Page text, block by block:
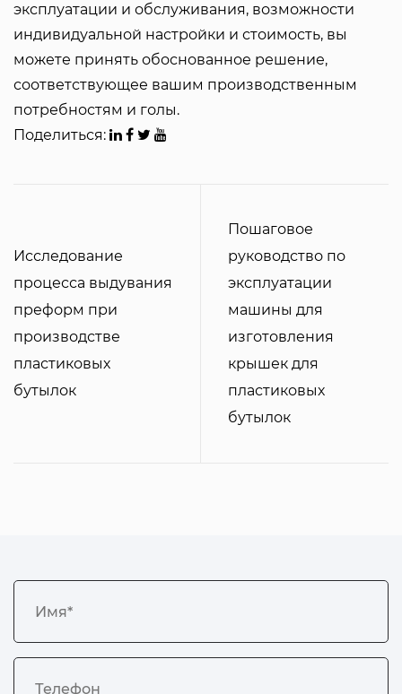
эксплуатации и обслуживания, возможности
индивидуальной настройки и стоимость, вы
можете принять обоснованное решение,
соответствующее вашим производственным
потребностям и голы.
Поделиться:
Исследование
процесса выдувания
преформ при
производстве
пластиковых
бутылок
Пошаговое
руководство по
эксплуатации
машины для
изготовления
крышек для
пластиковых
бутылок